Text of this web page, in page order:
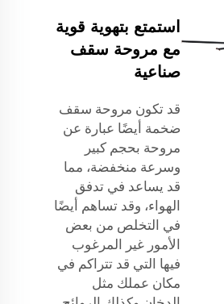
استمتع بتهوية قوية
مع مروحة سقف
صناعية
قد تكون مروحة سقف
ضخمة أيضًا عبارة عن
مروحة بحجم كبير
وسرعة منخفضة، مما
قد يساعد في تدفق
الهواء، وقد تساهم أيضًا
في التخلص من بعض
الأمور غير المرغوب
فيها التي قد تتراكم في
مكان عملك مثل